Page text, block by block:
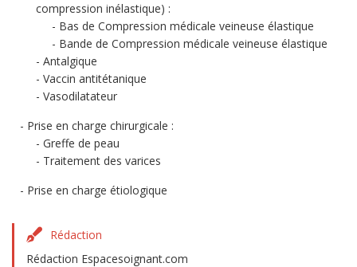
compression inélastique) :
Bas de Compression médicale veineuse élastique
Bande de Compression médicale veineuse élastique
Antalgique
Vaccin antitétanique
Vasodilatateur
Prise en charge chirurgicale :
Greffe de peau
Traitement des varices
Prise en charge étiologique
Rédaction
Rédaction Espacesoignant.com